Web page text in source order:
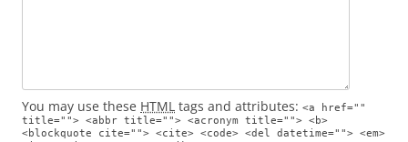
You may use these HTML tags and attributes: <a href=""
title=""> <abbr title=""> <acronym title=""> <b>
<blockquote cite=""> <cite> <code> <del datetime=""> <em>